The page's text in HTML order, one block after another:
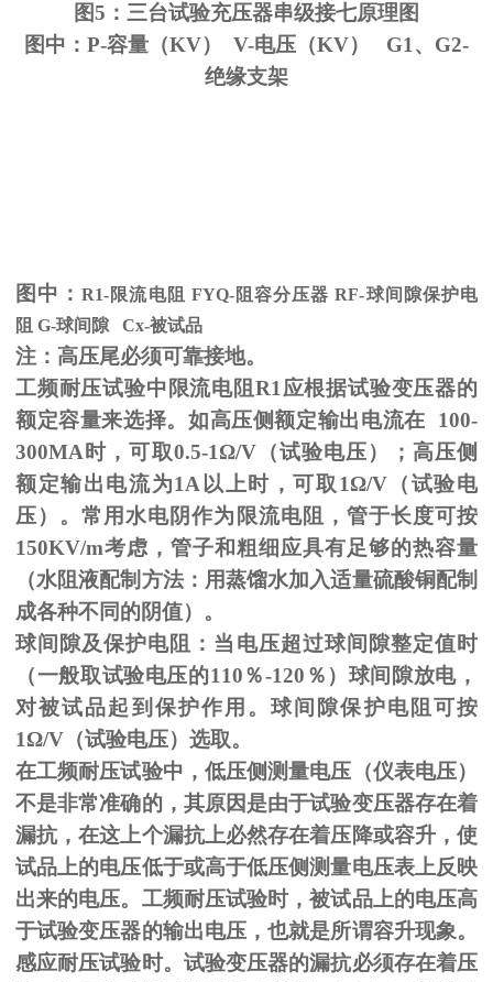
图5：三台试验充压器串级接七原理图
图中：P-容量（KV） V-电压（KV） G1、G2-
绝缘支架
图中：R1-限流电阻 FYQ-阻容分压器RF-球间隙保护电
阻 G-球间隙 Cx-被试品
注：高压尾必须可靠接地。
工频耐压试验中限流电阻 R1 应根据试验变压器的
额定容量来选择。如高压侧额定输出电流在 100-
300MA 时，可取0.5-1Ω/V（试验电压）；高压侧
额定输出电流为1A 以上时，可取 1Ω/V（试验电
压）。常用水电阴作为限流电阻，管于长度可按
150KV/m考虑，管子和粗细应具有足够的热容量
（水阻液配制方法：用蒸馏水加入适量硫酸铜配制
成各种不同的阴值）。
球间隙及保护电阻：当电压超过球间隙整定值时
（一般取试验电压的110％-120 ％）球间隙放电，
对被试品起到保护作用。球间隙保护电阻可按
1Ω/V（试验电压）选取。
在工频耐压试验中，低压侧测量电压（仪表电压）
不是非常准确的，其原因是由于试验变压器存在着
漏抗，在这上个漏抗上必然存在着压降或容升，使
试品上的电压低于或高于低压侧测量电压表上反映
出来的电压。工频耐压试验时，被试品上的电压高
于试验变压器的输出电压，也就是所谓容升现象。
感应耐压试验时。试验变压器的漏抗必须存在着压